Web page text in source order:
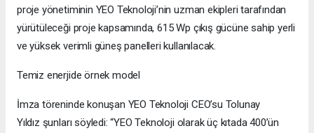
proje yönetiminin YEO Teknoloji’nin uzman ekipleri tarafından
yürütüleceği proje kapsamında, 615 Wp çıkış gücüne sahip yerli
ve yüksek verimli güneş panelleri kullanılacak.
Temiz enerjide örnek model
İmza töreninde konuşan YEO Teknoloji CEO’su Tolunay
Yıldız şunları söyledi: “YEO Teknoloji olarak üç kıtada 400’ün